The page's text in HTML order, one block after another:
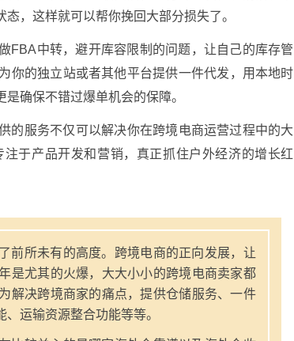
，这样就可以帮你挽回大部分损失了。
FBA中转，避开库容限制的问题，让自己的库存管
你的独立站或者其他平台提供一件代发，用本地时
确保不错过爆单机会的保障。
的服务不仅可以解决你在跨境电商运营过程中的大
于产品开发和营销，真正抓住户外经济的增长红
前所未有的高度。跨境电商的正向发展，让
是尤其的火爆，大大小小的跨境电商卖家都
解决跨境商家的痛点，提供仓储服务、一件
运输资源整合功能等等。